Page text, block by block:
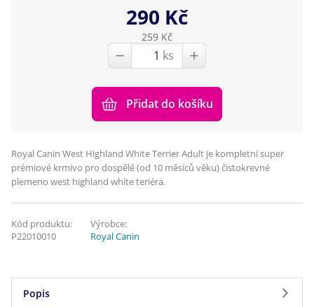
290 Kč
259 Kč
ks
Přidat do košíku
Royal Canin West Highland White Terrier Adult je kompletní super
prémiové krmivo pro dospělé (od 10 měsíců věku) čistokrevné
plemeno west highland white teriéra.
Kód produktu:
P22010010
Výrobce:
Royal Canin
Popis